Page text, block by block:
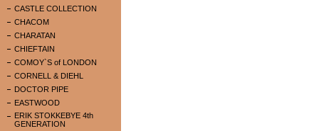
CASTLE COLLECTION
CHACOM
CHARATAN
CHIEFTAIN
COMOY`S of LONDON
CORNELL & DIEHL
DOCTOR PIPE
EASTWOOD
ERIK STOKKEBYE 4th
GENERATION